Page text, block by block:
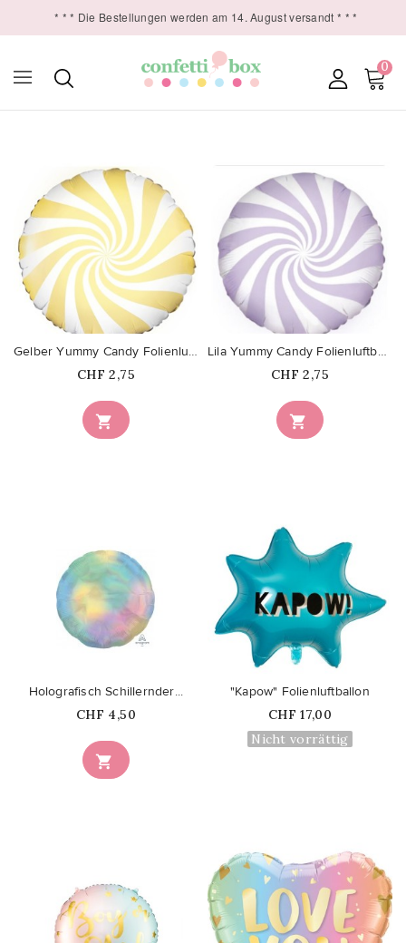
* * * Die Bestellungen werden am 14. August versandt * * *
0
favorite_border

Gelber Yummy Candy Folienluftballon
Price
CHF 2,75
favorite_border

Lila Yummy Candy Folienluftballon
Price
CHF 2,75

Holografisch Schillernder...
Price
CHF 4,50
favorite_border
"Kapow" Folienluftballon
Price
CHF 17,00
Nicht vorrättig